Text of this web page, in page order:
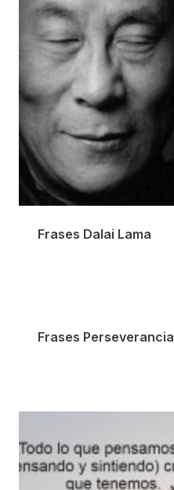
Frases Dalai Lama
Frases Perseverancia